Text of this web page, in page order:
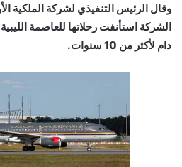
وقال الرئيس التنفيذي لشركة الملكية
الشركة استأنفت رحلاتها للعاصمة
دام لأكثر من 10 سنوات.